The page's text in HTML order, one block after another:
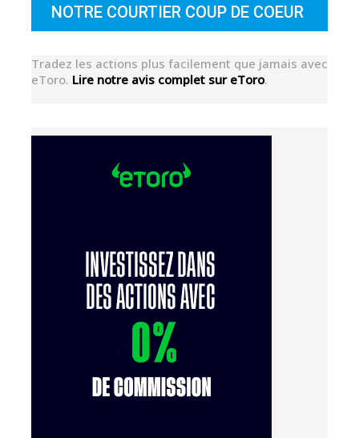
NOTRE COURTIER COUP DE COEUR
Tradez les actions plus facilement que jamais avec
eToro. Lire notre avis complet sur eToro.